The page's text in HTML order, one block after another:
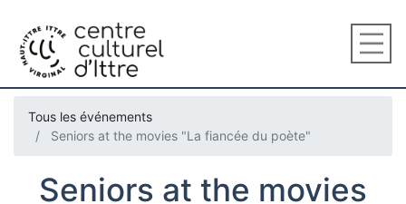
Tous les événements
Seniors at the movies "La fiancée du poète"
Seniors at the movies